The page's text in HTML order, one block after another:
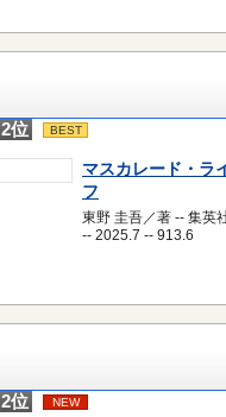
2位 BEST
マスカレード・ラ
フ
東野 圭吾／著 -- 集英
-- 2025.7 -- 913.6
2位 NEW